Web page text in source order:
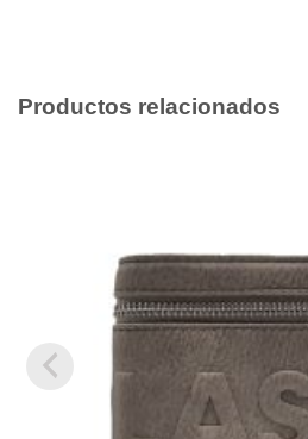
Productos relacionados